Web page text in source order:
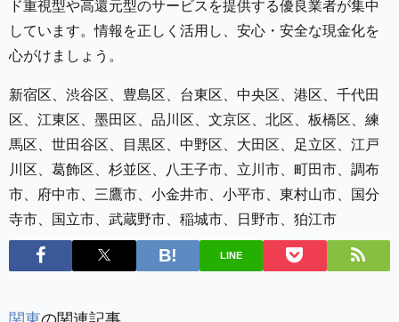
ド重視型や高還元型のサービスを提供する優良業者が集中
しています。情報を正しく活用し、安心・安全な現金化を
心がけましょう。
新宿区、渋谷区、豊島区、台東区、中央区、港区、千代田
区、江東区、墨田区、品川区、文京区、北区、板橋区、練
馬区、世田谷区、目黒区、中野区、大田区、足立区、江戸
川区、葛飾区、杉並区、八王子市、立川市、町田市、調布
市、府中市、三鷹市、小金井市、小平市、東村山市、国分
寺市、国立市、武蔵野市、稲城市、日野市、狛江市
LINE